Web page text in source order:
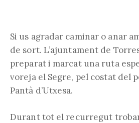
Si us agradar caminar o anar
de sort. L’ajuntament de
preparat i marcat una ruta
voreja el Segre, pel costat del
Pantà d’Utxesa.
Durant tot el recurregut